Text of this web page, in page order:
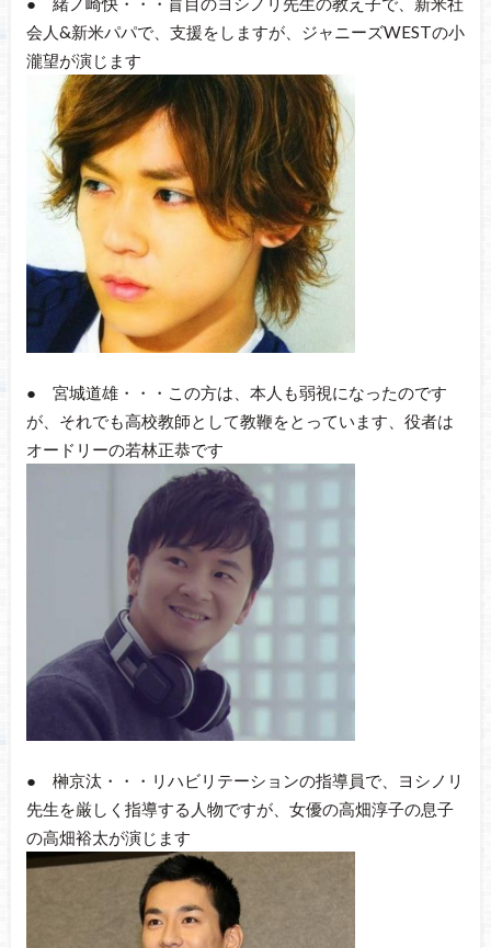
会人&新米パパで、支援をしますが、ジャニーズWESTの小
瀧望が演じます
● 宮城道雄・・・この方は、本人も弱視になったのです
が、それでも高校教師として教鞭をとっています、役者は
オードリーの若林正恭です
● 榊京汰・・・リハビリテーションの指導員で、ヨシノリ
先生を厳しく指導する人物ですが、女優の高畑淳子の息子
の高畑裕太が演じます